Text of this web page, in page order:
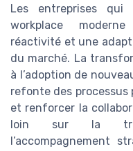
Les entreprises
workplace
réactivité et une
du marché. La
à l’adoption de
refonte des
et renforcer la
loin sur la
l’accompagnement